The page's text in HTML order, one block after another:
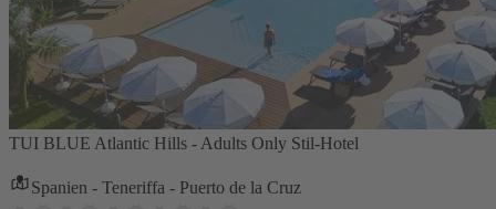
TUI BLUE Atlantic Hills - Adults Only Stil-Hotel
Spanien - Teneriffa - Puerto de la Cruz